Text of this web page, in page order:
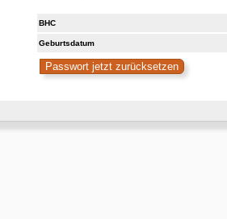
BHC
Geburtsdatum